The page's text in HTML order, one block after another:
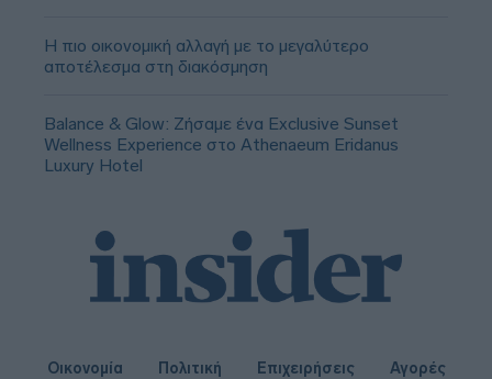
Η πιο οικονομική αλλαγή με το μεγαλύτερο
αποτέλεσμα στη διακόσμηση
Balance & Glow: Ζήσαμε ένα Exclusive Sunset
Wellness Experience στο Athenaeum Eridanus
Luxury Hotel
Οικονομία Πολιτική Επιχειρήσεις
Αγορές